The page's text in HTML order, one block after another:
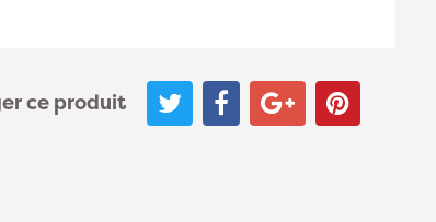
ce produit